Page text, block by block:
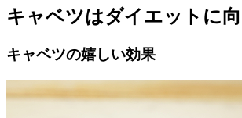
キャベツはダイエットに
キャベツの嬉しい効果